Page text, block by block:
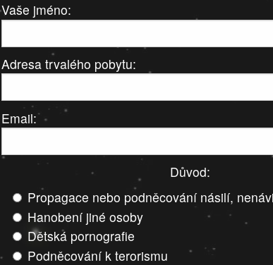
Vaše jméno:
Adresa trvalého pobytu:
Email:
Důvod:
Propagace nebo podněcování násilí,
Hanobení jiné osoby
Dětská pornografie
Podněcování k terorismu